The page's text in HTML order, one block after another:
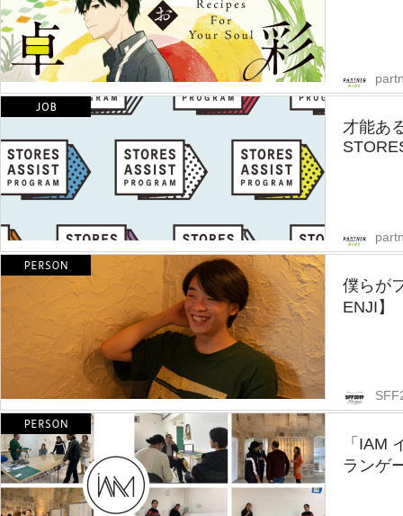
才能あ
僕らが
ENJI】
「IAM
ランゲ